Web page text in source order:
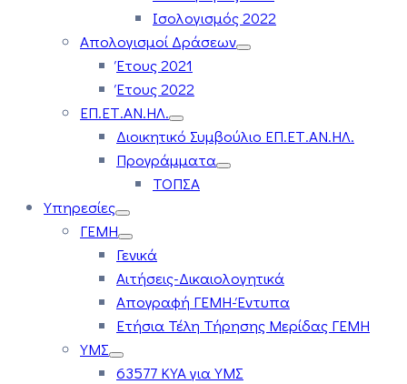
Ισολογισμός 2022
Απολογισμοί Δράσεων
Έτους 2021
Έτους 2022
ΕΠ.ΕΤ.ΑΝ.ΗΛ.
Διοικητικό Συμβούλιο ΕΠ.ΕΤ.ΑΝ.ΗΛ.
Προγράμματα
ΤΟΠΣΑ
Υπηρεσίες
ΓΕΜΗ
Γενικά
Αιτήσεις-Δικαιολογητικά
Απογραφή ΓΕΜΗ-Έντυπα
Ετήσια Τέλη Τήρησης Μερίδας ΓΕΜΗ
ΥΜΣ
63577 ΚΥΑ για ΥΜΣ